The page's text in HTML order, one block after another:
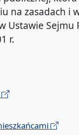
na zasadach i
Ustawie Sejmu
r.